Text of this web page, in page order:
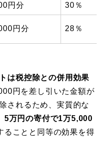
円分 30％
円分 28％
は税控除との併用効果
円を差し引いた金額が
されるため、実質的な
5万円の寄付で1万5,000
ることと同等の効果を得